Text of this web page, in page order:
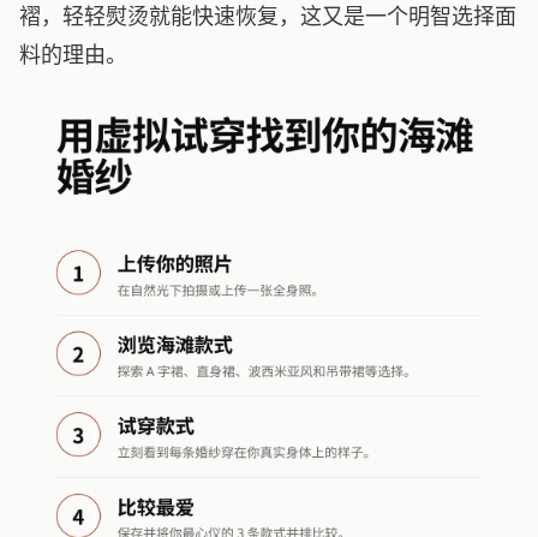
褶，轻轻熨烫就能快速恢复，这又是一个明智选择面
料的理由。